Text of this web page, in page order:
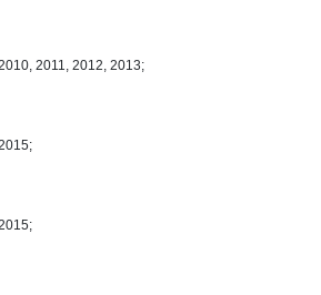
2011, 2012, 2013;